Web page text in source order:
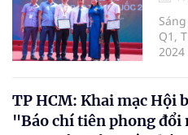
Q1,
hội
TP HCM: Khai mạc Hội
"Báo chí tiên phong đổi